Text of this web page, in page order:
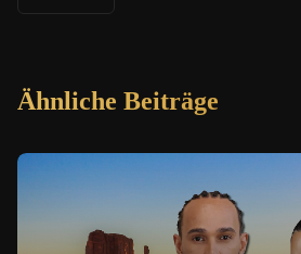
Ähnliche Beiträge